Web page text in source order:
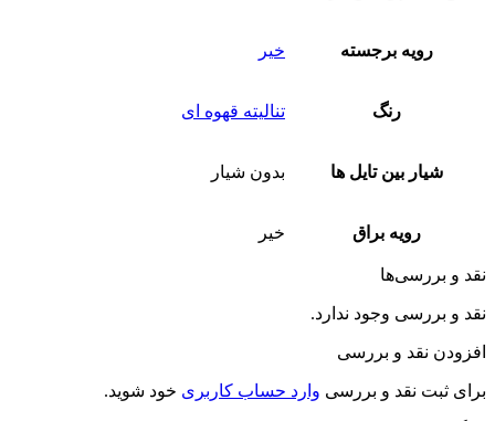
رویه برجسته خیر
رنگ تنالیته قهوه ای
شیار بین تایل ها بدون شیار
رویه براق خیر
نقد و بررسی‌ها
نقد و بررسی وجود ندارد.
افزودن نقد و بررسی
برای ثبت نقد و بررسی وارد حساب کاربری خود شوید.